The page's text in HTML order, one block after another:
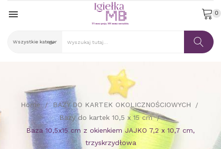
 0
Home
BAZY DO KARTEK OKOLICZNOŚCIOWYCH
Bazy do kartek 10,5 x 15 cm
Baza 10,5x15 cm z okienkiem JAJKO 7,2 x 10,7 cm,
trzyskrzydłowa